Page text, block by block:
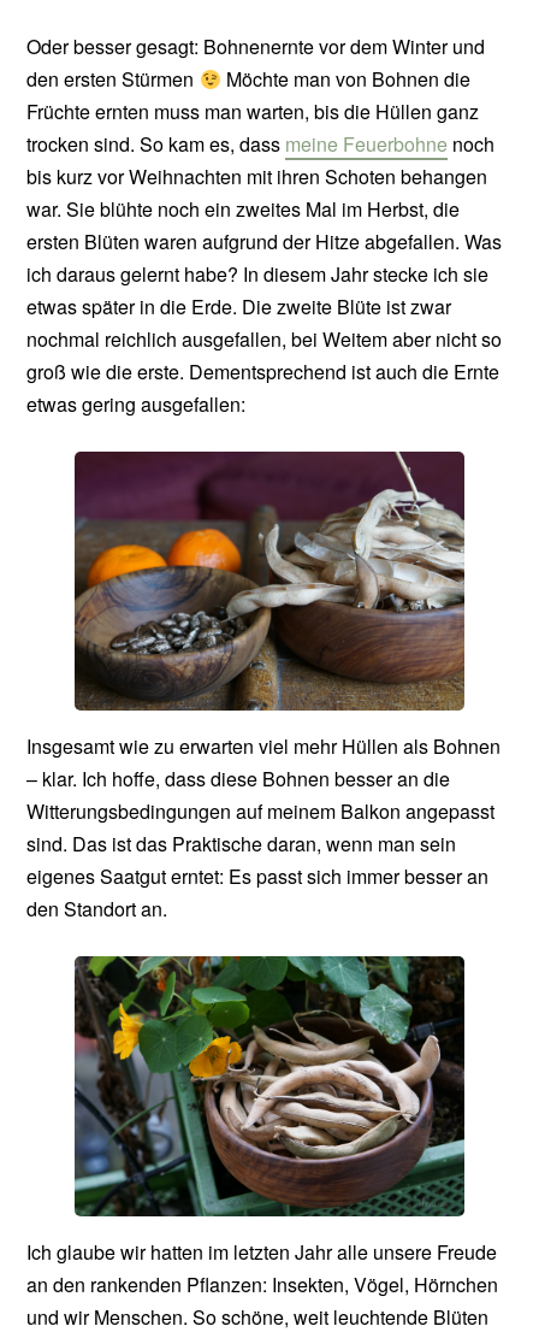
Oder besser gesagt: Bohnenernte vor dem Winter und
den ersten Stürmen
Möchte man von Bohnen die
Früchte ernten muss man warten, bis die Hüllen ganz
trocken sind. So kam es, dass meine Feuerbohne noch
bis kurz vor Weihnachten mit ihren Schoten behangen
war. Sie blühte noch ein zweites Mal im Herbst, die
ersten Blüten waren aufgrund der Hitze abgefallen. Was
ich daraus gelernt habe? In diesem Jahr stecke ich sie
etwas später in die Erde. Die zweite Blüte ist zwar
nochmal reichlich ausgefallen, bei Weitem aber nicht so
groß wie die erste. Dementsprechend ist auch die Ernte
etwas gering ausgefallen:
Insgesamt wie zu erwarten viel mehr Hüllen als Bohnen
– klar. Ich hoffe, dass diese Bohnen besser an die
Witterungsbedingungen auf meinem Balkon angepasst
sind. Das ist das Praktische daran, wenn man sein
eigenes Saatgut erntet: Es passt sich immer besser an
den Standort an.
Ich glaube wir hatten im letzten Jahr alle unsere Freude
an den rankenden Pflanzen: Insekten, Vögel, Hörnchen
und wir Menschen. So schöne, weit leuchtende Blüten